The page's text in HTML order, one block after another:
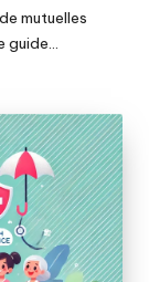
mutuelles
guide…